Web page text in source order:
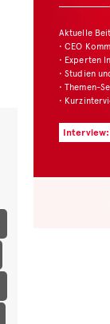
Aktuelle
• CEO
• Experten
• Studien
• Themen-
•
Interview: